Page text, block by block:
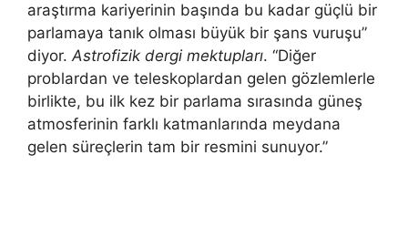
araştırma kariyerinin başında bu kadar güçlü bir
parlamaya tanık olması büyük bir şans vuruşu”
diyor.Astrofizik dergi mektupları. “Diğer
problardan ve teleskoplardan gelen gözlemlerle
birlikte, bu ilk kez bir parlama sırasında güneş
atmosferinin farklı katmanlarında meydana
gelen süreçlerin tam bir resmini sunuyor.”